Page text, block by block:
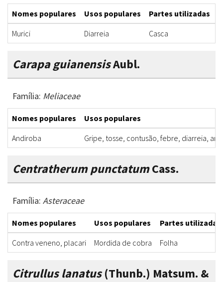
Nomes populares Usos populares Partes utilizadas
Murici
Diarreia Casca
Carapa guianensisAubl.
Família: Meliaceae
Nomes populares
Usos populares
Andiroba
Gripe, tosse, contusão, febre, diarreia,
Centratherum punctatumCass.
Família: Asteraceae
Nomes populares Usos populares
Partes utilizadas
Contra veneno, placari
Mordida de cobra Folha
Citrullus lanatus(Thunb.) Matsum. &